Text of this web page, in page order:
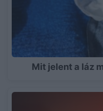
Mit jelent a láz